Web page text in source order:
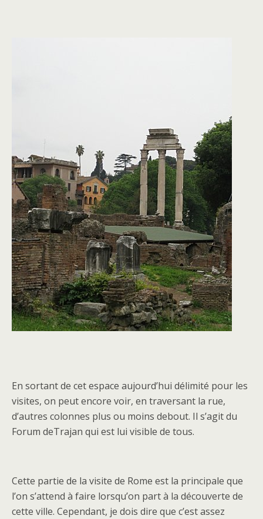
En sortant de cet espace aujourd’hui délimité pour les
visites, on peut encore voir, en traversant la rue,
d’autres colonnes plus ou moins debout. Il s’agit du
Forum deTrajan qui est lui visible de tous.
Cette partie de la visite de Rome est la principale que
l’on s’attend à faire lorsqu’on part à la découverte de
cette ville. Cependant, je dois dire que c’est assez